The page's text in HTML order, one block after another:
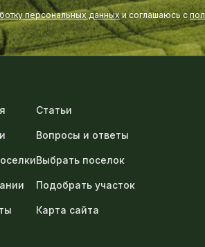
персональных данныхи соглашаюсь с
Статьи
Вопросы и ответы
Выбрать поселок
Подобрать участок
Карта сайта